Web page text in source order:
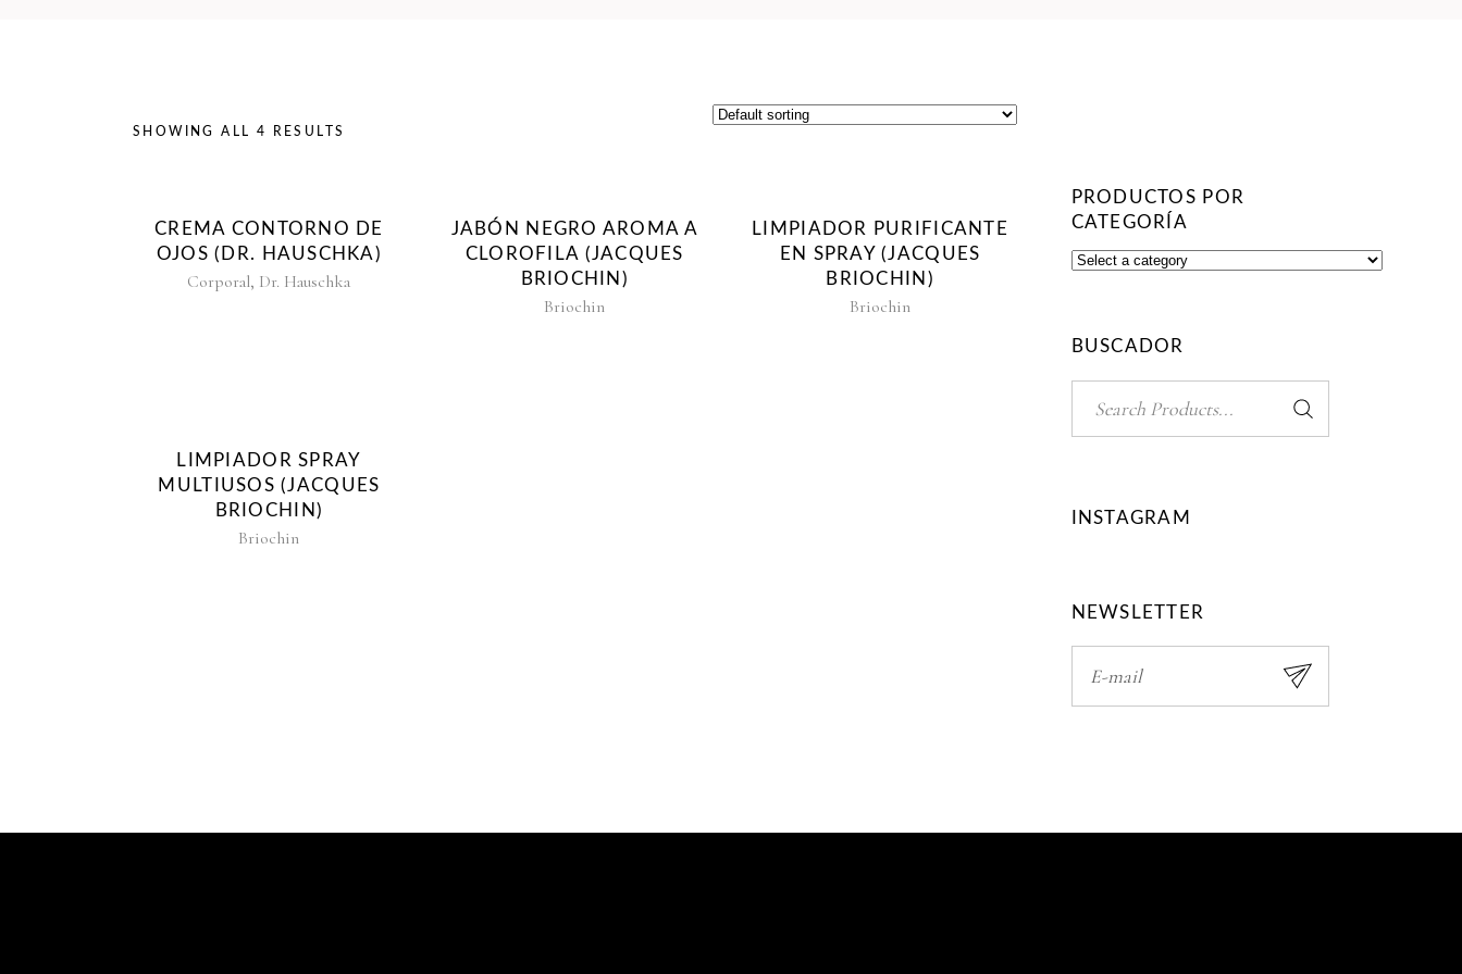
SHOWING ALL 4 RESULTS
CREMA CONTORNO DE
OJOS (DR. HAUSCHKA)
Corporal, Dr. Hauschka
JABÓN NEGRO AROMA A
CLOROFILA (JACQUES
BRIOCHIN)
Briochin
LIMPIADOR PURIFICANTE
EN SPRAY (JACQUES
BRIOCHIN)
Briochin
LIMPIADOR SPRAY
MULTIUSOS (JACQUES
BRIOCHIN)
Briochin
PRODUCTOS POR
CATEGORÍA
BUSCADOR
INSTAGRAM
NEWSLETTER